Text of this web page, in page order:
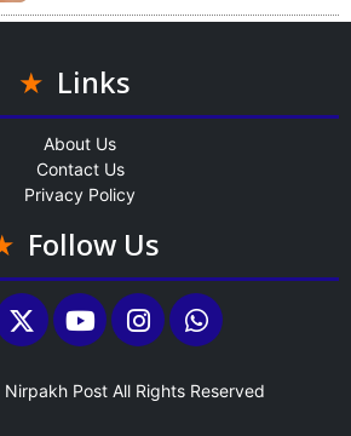
Links
About Us
Contact Us
Privacy Policy
Follow Us
Nirpakh Post All Rights Reserved